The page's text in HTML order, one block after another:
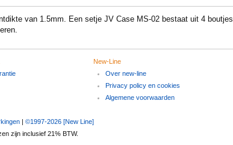
van 1.5mm. Een setje JV Case MS-02 bestaat uit 4 boutjes
New-Line
Over new-line
Privacy policy en cookies
Algemene voorwaarden
| ©1997-2026 [New Line]
zijn inclusief 21% BTW.